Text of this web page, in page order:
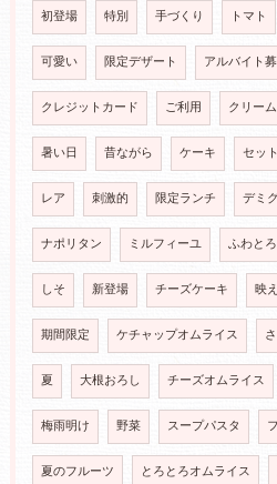
初登場 特別 手づくり トマト
可愛い 限定デザート アルバイト
クレジットカード ご利用 クリー
暑い日 昔ながら ケーキ セット
レア 刺激的 限定ランチ デミ
ナポリタン ミルフィーユ ふわとろ
しそ 新登場 チーズケーキ 映え
期間限定 ケチャップオムライス
夏 大根おろし チーズオムライス
梅雨明け 野菜 スープパスタ
夏のフルーツ とろとろオムライス